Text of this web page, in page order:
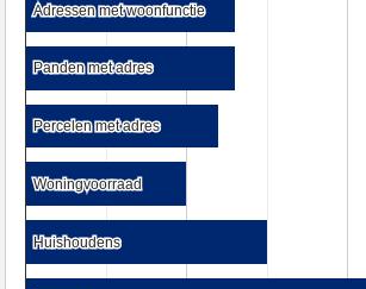
Adressen met woonfunctie
Adressen met woonfunctie
Panden met adres
Panden met adres
Percelen met adres
Percelen met adres
Woningvoorraad
Woningvoorraad
Huishoudens
Huishoudens